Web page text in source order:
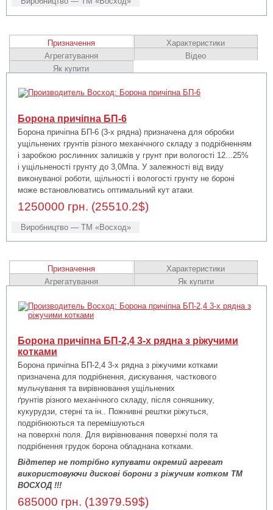
Призначення
Характеристики
Агрегатування
Відео
Як купити
Борона причіпна БП-6
Борона причіпна БП-6 (3-х рядна) призначена для обробки
ущільнених грунтів різного механічного складу з подрібненням
і заробкою рослинних залишків у грунт при вологості 12...25%
і ущільненості грунту до 3,0Мпа. У залежності від виду
виконуваної роботи, щільності і вологості грунту не бороні
може встановлюватись оптимальний кут атаки.
1250000 грн. (25510.2$)
Виробництво — ТМ «Восход»
Призначення
Характеристики
Агрегатування
Як купити
Борона причіпна БП-2,4 3-х рядна з ріжучими
котками
Борона причіпна БП-2,4 3-х рядна з ріжучими котками
призначена для подрібнення, дискування, часткового
мульчування та вирівнювання ущільнених
ґрунтів різного механічного складу, після соняшнику,
кукурудзи, стерні та ін.. Пожнивні рештки ріжуться,
подрібнюються та перемішуються
на поверхні поля. Для вирівнювання поверхні поля та
подрібнення грудок борона обладнана котками.
Відтепер не потрібно купувати окремий агрегат
використовуючи дискові борони з ріжучим котком ТМ
ВОСХОД !!!
685000 грн. (13979.59$)